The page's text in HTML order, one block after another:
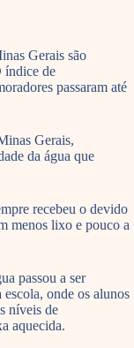
Gerais são
índice de
passaram até
Gerais,
da água que
recebeu o devido
menos lixo e pouco a
passou a ser
onde os alunos
níveis de
aquecida.